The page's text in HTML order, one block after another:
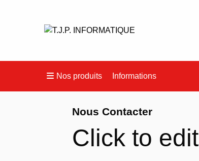
Nos produits Informations
Nous Contacter
Click to edit